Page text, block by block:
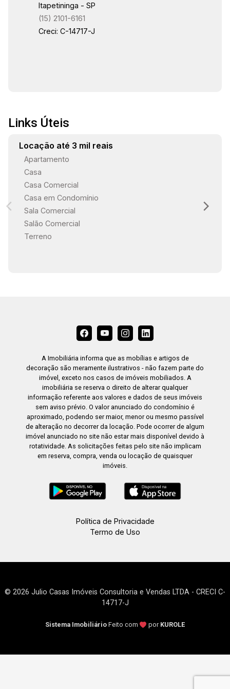
Itapetininga - SP
(15) 2101-6161
Creci: C-14717-J
Links Úteis
Locação até 3 mil reais
Apartamento
Casa
Casa Comercial
Casa em Condomínio
Sala Comercial
Salão Comercial
Terreno
A Imobiliária informa que as mobílias e artigos de
decoração são meramente ilustrativos - não fazem parte do
imóvel, exceto nos casos de imóveis mobiliados. A
imobiliária se reserva o direito de alterar qualquer
informação referente aos valores e dados de seus imóveis
sem aviso prévio. O valor anunciado do condomínio é
aproximado, podendo ser maior, menor ou mesmo passível
de alteração no decorrer da locação. Pode ocorrer de algum
imóvel anunciado no site não estar mais disponível devido à
rotatividade. As solicitações feitas pelo site não implicam
em reserva, compra, venda ou locação de quaisquer
imóveis.
Política de Privacidade
Termo de Uso
© 2026 Julio Casas Imóveis Consultoria e Vendas LTDA - CRECI C-
14717-J
Sistema Imobiliário Feito com por KUROLE